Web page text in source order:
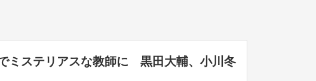
ミステリアスな教師に 黒田大輔、小川冬